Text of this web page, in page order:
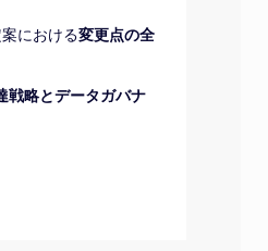
における変更点の全
戦略とデータガバナ